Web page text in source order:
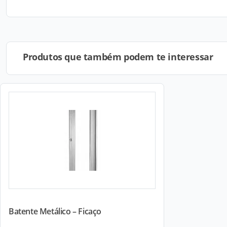
Produtos que também podem te interessar
Batente Metálico – Ficaço